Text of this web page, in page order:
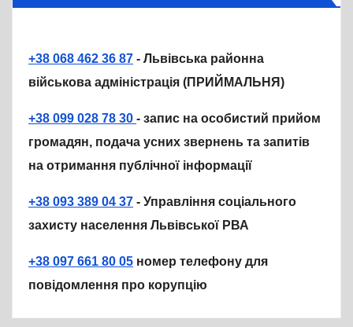
+38 068 462 36 87 - Львівська районна
військова адміністрація (ПРИЙМАЛЬНЯ)
+38 099 028 78 30 - запис на особистий прийом
громадян, подача усних звернень та запитів
на отримання публічної інформації
+38 093 389 04 37 - Управління соціального
захисту населення Львівської РВА
+38 097 661 80 05 номер телефону для
повідомлення про корупцію